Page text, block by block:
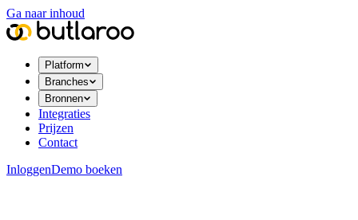
Ga naar inhoud
Platform
Branches
Bronnen
Integraties
Prijzen
Contact
InloggenDemo boeken